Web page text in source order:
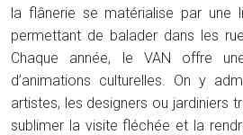
la flânerie se matérialise par une
permettant de balader dans les
Chaque année, le VAN offre
d’animations culturelles. On y
artistes, les designers ou jardiniers
sublimer la visite fléchée et la